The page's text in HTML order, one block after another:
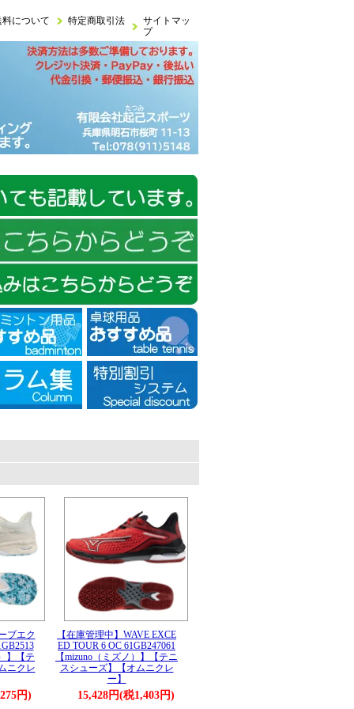
料について 特定商取引法
サイトマッ
プ
ブエク
】【テ
ニクレ
円)
【在庫管理中】WAVE EXCE
ED TOUR 6 OC 61GB247061
【mizuno（ミズノ）】【テニ
スシューズ】【オムニクレ
ー】
15,428円(税1,403円)